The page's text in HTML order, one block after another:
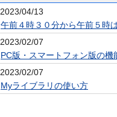
2023/04/13
午前４時３０分から午前５時
2023/02/07
PC版・スマートフォン版の機
2023/02/07
Myライブラリの使い方